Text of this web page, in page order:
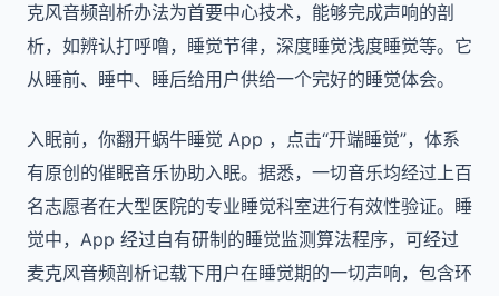
克风音频剖析办法为首要中心技术，能够完成声响的剖
析，如辨认打呼噜，睡觉节律，深度睡觉浅度睡觉等。它
从睡前、睡中、睡后给用户供给一个完好的睡觉体会。
入眠前，你翻开蜗牛睡觉 App ，点击“开端睡觉”，体系
有原创的催眠音乐协助入眠。据悉，一切音乐均经过上百
名志愿者在大型医院的专业睡觉科室进行有效性验证。睡
觉中，App 经过自有研制的睡觉监测算法程序，可经过
麦克风音频剖析记载下用户在睡觉期的一切声响，包含环